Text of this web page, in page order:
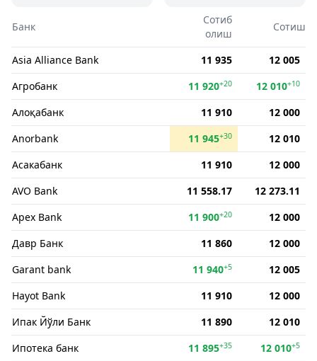
Банк
Сотиб
олиш
Сотиш
Asia Alliance Bank 11 935
12 005
Агробанк
11 920+20 12 010+10
Алоқабанк 11 910
12 000
Anorbank
11 945+30
12 010
Асакабанк
11 910
12 000
AVO Bank
11 558.17
12 273.11
Apex Bank
11 900+20
12 000
Давр Банк
11 860
12 000
Garant bank
11 940+5
12 005
Hayot Bank
11 910
12 000
Ипак Йўли Банк
11 890
12 010
Ипотека банк
11 895+35 12 010+5